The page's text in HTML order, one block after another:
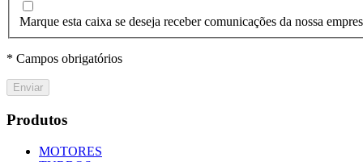
Marque esta caixa se deseja receber comunicações da nossa
* Campos obrigatórios
Enviar
Produtos
MOTORES